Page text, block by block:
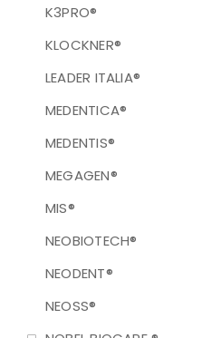
K3PRO®
KLOCKNER®
LEADER ITALIA®
MEDENTICA®
MEDENTIS®
MEGAGEN®
MIS®
NEOBIOTECH®
NEODENT®
NEOSS®